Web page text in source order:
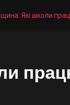
Які школи